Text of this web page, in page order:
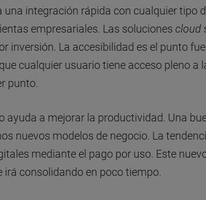
una integración rápida con cualquier tipo
empresariales. Las soluciones cloud
inversión. La accesibilidad es el punto
cualquier usuario tiene acceso pleno a
punto.
ayuda a mejorar la productividad. Una
nuevos modelos de negocio. La
mediante el pago por uso. Este
irá consolidando en poco tiempo.